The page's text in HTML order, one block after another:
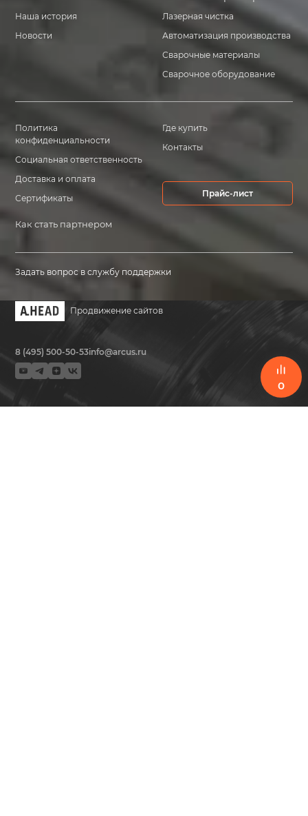
0
Наша история
Новости
Лазерная чистка
Автоматизация производства
Сварочные материалы
Сварочное оборудование
Политика
конфиденциальности
Социальная ответственность
Доставка и оплата
Сертификаты
Как стать партнером
Где купить
Контакты
Прайс-лист
Задать вопрос в службу поддержки
Продвижение сайтов
8 (495) 500-50-53info@arcus.ru